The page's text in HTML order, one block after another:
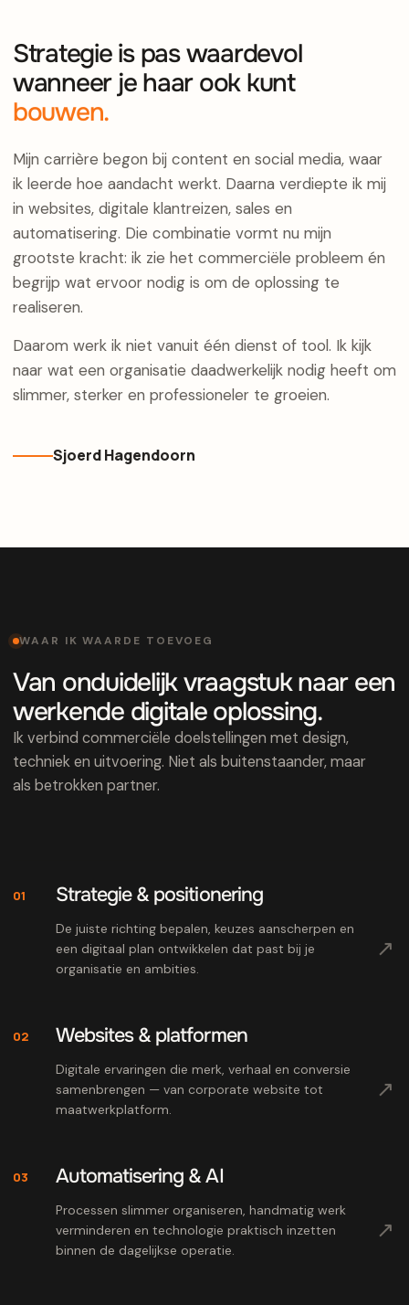
Strategie is pas waardevol
wanneer je haar ook kunt
bouwen.
Mijn carrière begon bij content en social media, waar
ik leerde hoe aandacht werkt. Daarna verdiepte ik mij
in websites, digitale klantreizen, sales en
automatisering. Die combinatie vormt nu mijn
grootste kracht: ik zie het commerciële probleem én
begrijp wat ervoor nodig is om de oplossing te
realiseren.
Daarom werk ik niet vanuit één dienst of tool. Ik kijk
naar wat een organisatie daadwerkelijk nodig heeft om
slimmer, sterker en professioneler te groeien.
Sjoerd Hagendoorn
WAAR IK WAARDE TOEVOEG
Van onduidelijk vraagstuk naar een
werkende digitale oplossing.
Ik verbind commerciële doelstellingen met design,
techniek en uitvoering. Niet als buitenstaander, maar
als betrokken partner.
01 Strategie & positionering
De juiste richting bepalen, keuzes aanscherpen en
een digitaal plan ontwikkelen dat past bij je
organisatie en ambities.
↗
02 Websites & platformen
Digitale ervaringen die merk, verhaal en conversie
samenbrengen — van corporate website tot
maatwerkplatform.
↗
03 Automatisering & AI
Processen slimmer organiseren, handmatig werk
verminderen en technologie praktisch inzetten
binnen de dagelijkse operatie.
↗